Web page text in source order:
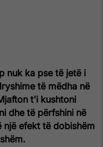
nuk ka pse të jetë i
të mëdha në
t'i kushtoni
dhe të përfshini në
një efekt të dobishëm